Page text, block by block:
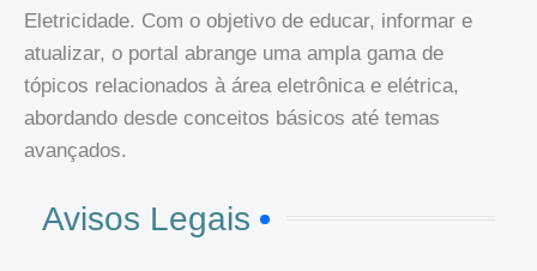
Eletricidade. Com o objetivo de educar, informar e
atualizar, o portal abrange uma ampla gama de
tópicos relacionados à área eletrônica e elétrica,
abordando desde conceitos básicos até temas
avançados.
Avisos Legais